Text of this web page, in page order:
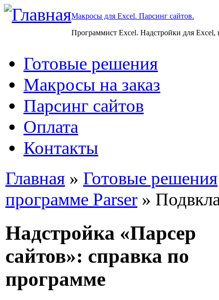
Макросы для Excel. Парсинг сайтов.
Программист Excel. Надстройки для Excel,
Готовые решения
Макросы на заказ
Парсинг сайтов
Оплата
Контакты
Главная » Готовые решения
программе Parser »
Надстройка «Парсер
сайтов»: справка по
программе